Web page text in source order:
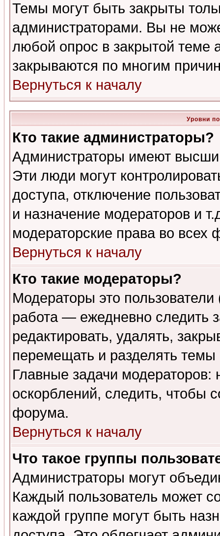
Темы могут быть закрыты
администраторами. Вы не
любой опрос в закрытой теме
закрываются по многим
Вернуться к началу
Уровни
Кто такие администраторы?
Администраторы имеют
Эти люди могут
доступа, отключение
и назначение модераторов и
модераторские права во всех
Вернуться к началу
Кто такие модераторы?
Модераторы это
работа — ежедневно следить
редактировать, удалять,
перемещать и разделять
Главные задачи
оскорблений, следить, чтобы
форума.
Вернуться к началу
Что такое группы
Администраторы могут
Каждый пользователь может
каждой группе могут быть